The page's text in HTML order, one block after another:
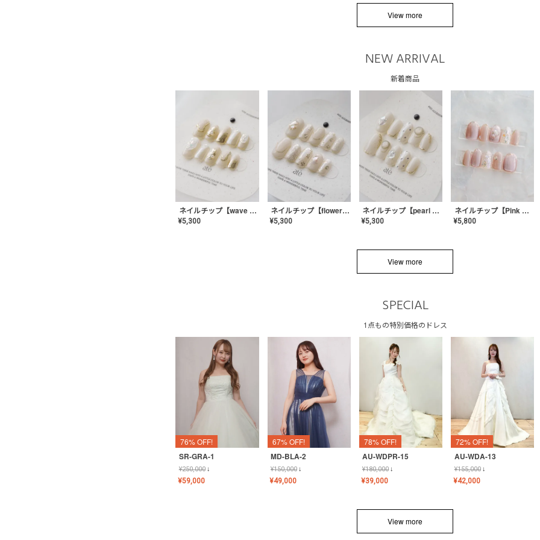
View more
NEW ARRIVAL
新着商品
ネイルチップ【wave mirror】AE-CONA-04
¥5,300
ネイルチップ【flower shell】AE-CONA-03
¥5,300
ネイルチップ【pearl bijou】AE-CONA-02
¥5,300
ネイルチップ【Pink Glow Nail】MK-CONA-04
¥5,800
View more
SPECIAL
1点もの特別価格のドレス
76% OFF!
SR-GRA-1
¥250,000↓
¥59,000
67% OFF!
MD-BLA-2
¥150,000↓
¥49,000
78% OFF!
AU-WDPR-15
¥180,000↓
¥39,000
72% OFF!
AU-WDA-13
¥155,000↓
¥42,000
View more